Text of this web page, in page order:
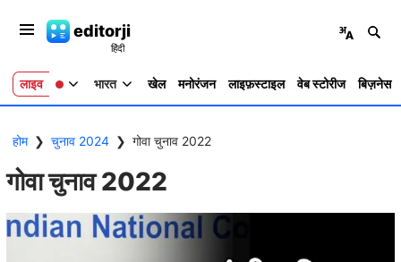
editorji
लाइव भारत खेल मनोरंजन लाइफ़स्टाइल वेब स्टोरीज बिज़नेस
होम ❯ चुनाव 2024 ❯ गोवा चुनाव 2022
गोवा चुनाव 2022